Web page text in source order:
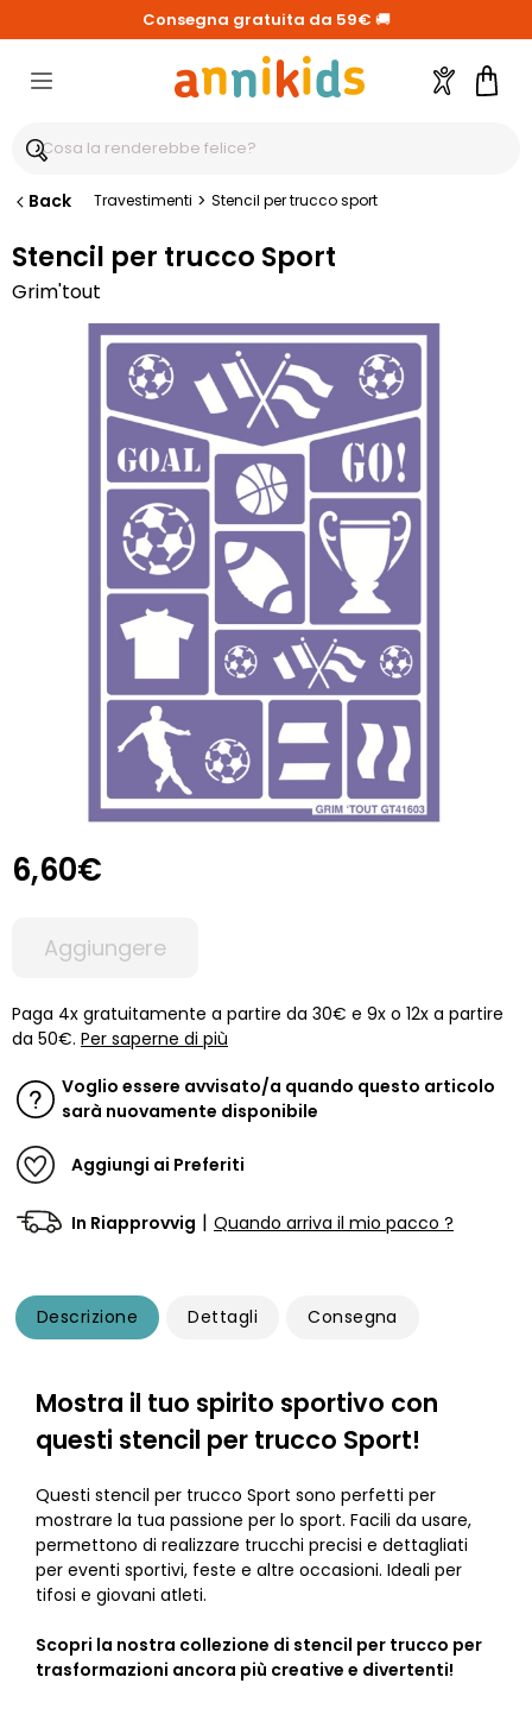
Consegna gratuita da 59€ 🚚
Account
Back Travestimenti > Stencil per trucco sport
Stencil per trucco Sport
Grim'tout
6,60€
Aggiungere
Paga 4x gratuitamente a partire da 30€ e 9x o 12x a partire
da 50€. Per saperne di più
Voglio essere avvisato/a quando questo articolo
sarà nuovamente disponibile
Aggiungi ai Preferiti
In Riapprovvig | Quando arriva il mio pacco ?
Descrizione Dettagli Consegna
Mostra il tuo spirito sportivo con
questi stencil per trucco Sport!
Questi stencil per trucco Sport sono perfetti per
mostrare la tua passione per lo sport. Facili da usare,
permettono di realizzare trucchi precisi e dettagliati
per eventi sportivi, feste e altre occasioni. Ideali per
tifosi e giovani atleti.
Scopri la nostra collezione di stencil per trucco per
trasformazioni ancora più creative e divertenti!